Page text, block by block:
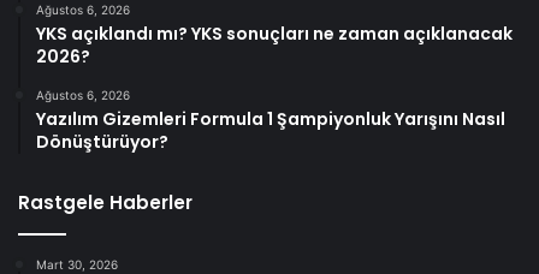
Ağustos 6, 2026
YKS açıklandı mı? YKS sonuçları ne zaman açıklanacak
2026?
Ağustos 6, 2026
Yazılım Gizemleri Formula 1 Şampiyonluk Yarışını Nasıl
Dönüştürüyor?
Rastgele Haberler
Mart 30, 2026